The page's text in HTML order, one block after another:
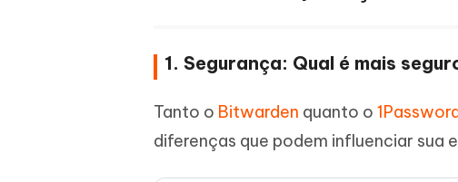
1. Segurança: Qual é mais
Tanto o Bitwarden quanto o
diferenças que podem influenciar sua